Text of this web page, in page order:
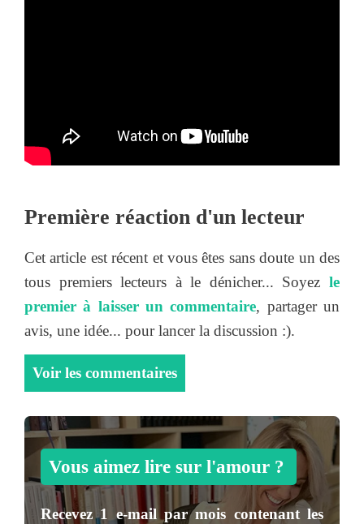
Première réaction d'un lecteur
Cet article est récent et vous êtes sans doute un des
tous premiers lecteurs à le dénicher... Soyez le
premier à laisser un commentaire, partager un
avis, une idée... pour lancer la discussion :).
Voir les commentaires
Vous aimez lire sur l'amour ?
Recevez1 e-mail par mois contenant les